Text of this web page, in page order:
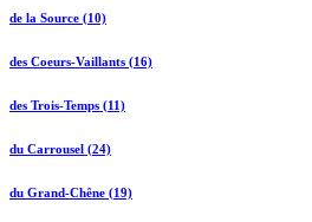
de la Source (10)
des Coeurs-Vaillants (16)
des Trois-Temps (11)
du Carrousel (24)
du Grand-Chêne (19)